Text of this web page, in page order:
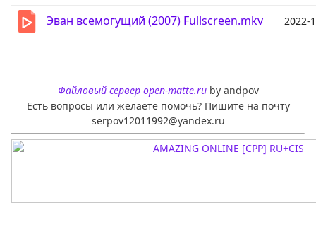
Эван всемогущий (2007) Fullscreen.mkv 2022-
Файловый сервер open-matte.ruby andpov
Есть вопросы или желаете помочь? Пишите на почту
serpov12011992@yandex.ru